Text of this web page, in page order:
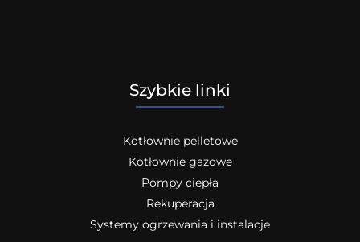
Szybkie linki
Kotłownie pelletowe
Kotłownie gazowe
Pompy ciepła
Rekuperacja
Systemy ogrzewania i instalacje